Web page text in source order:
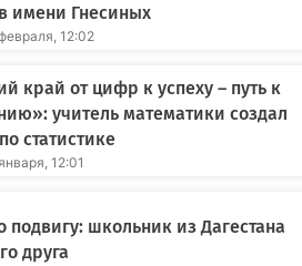
имени Гнесиных
12:02
край от цифр к успеху – путь к
учитель математики создал
статистике
12:01
подвигу: школьник из Дагестана
друга